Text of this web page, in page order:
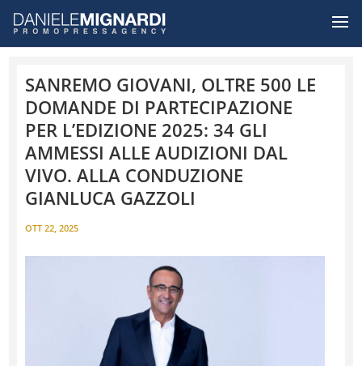
SANREMO GIOVANI, OLTRE 500 LE
DOMANDE DI PARTECIPAZIONE
PER L’EDIZIONE 2025: 34 GLI
AMMESSI ALLE AUDIZIONI DAL
VIVO. ALLA CONDUZIONE
GIANLUCA GAZZOLI
OTT 22, 2025